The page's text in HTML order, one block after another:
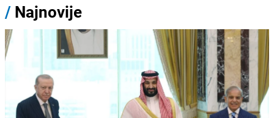
/ Najnovije